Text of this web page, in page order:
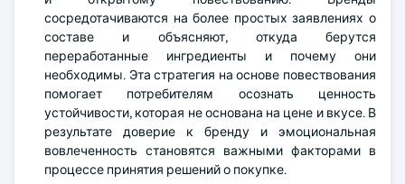
сосредотачиваются на более простых заявлениях о
составе и объясняют, откуда берутся
переработанные ингредиенты и почему они
необходимы. Эта стратегия на основе повествования
помогает потребителям осознать ценность
устойчивости, которая не основана на цене и вкусе. В
результате доверие к бренду и эмоциональная
вовлеченность становятся важными факторами в
процессе принятия решений о покупке.